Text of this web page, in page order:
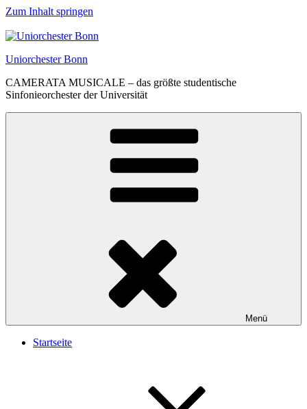
Zum Inhalt springen
Uniorchester Bonn
CAMERATA MUSICALE – das größte studentische
Sinfonieorchester der Universität
Menü
Startseite